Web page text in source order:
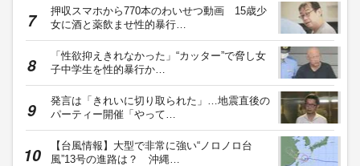
押収スマホから770本のわいせつ動画 15歳少
女に酒と薬飲ませ性的暴行…
「性欲抑えきれなかった」“カッター”で脅し女
子中学生を性的暴行か…
発言は「きれいに切り取られた」…地震直後の
パーティー開催「やって…
【台風情報】大型で非常に強い“ノロノロ台
風”13号の進路は？ 沖縄…